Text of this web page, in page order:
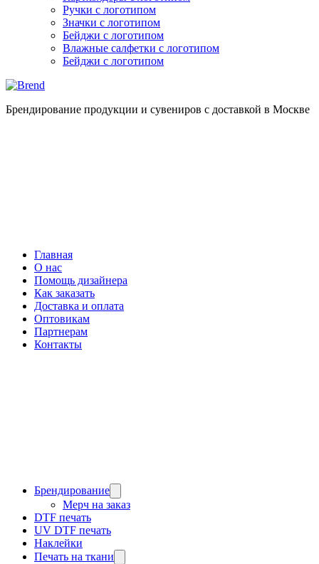
Ручки с логотипом
Значки с логотипом
Бейджи с логотипом
Влажные салфетки с логотипом
Бейджи с логотипом
Брендирование продукции и сувениров с доставкой в Москве
Главная
О нас
Помощь дизайнера
Как заказать
Доставка и оплата
Оптовикам
Партнерам
Контакты
Брендирование
Мерч на заказ
DTF печать
UV DTF печать
Наклейки
Печать на ткани